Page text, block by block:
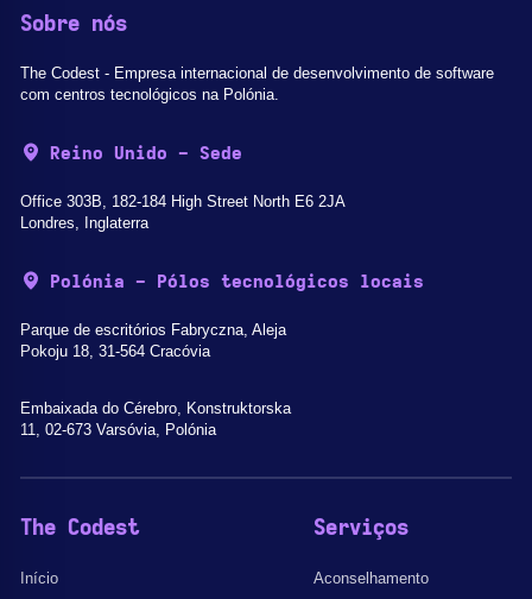
Sobre nós
The Codest - Empresa internacional de desenvolvimento de software
com centros tecnológicos na Polónia.
Reino Unido - Sede
Office 303B, 182-184 High Street North E6 2JA
Londres, Inglaterra
Polónia - Pólos tecnológicos locais
Parque de escritórios Fabryczna, Aleja
Pokoju 18, 31-564 Cracóvia
Embaixada do Cérebro, Konstruktorska
11, 02-673 Varsóvia, Polónia
The Codest
Início
Serviços
Aconselhamento